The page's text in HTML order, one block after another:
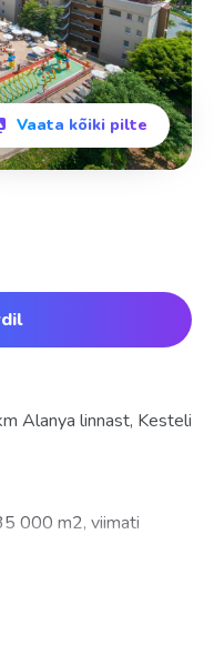
Vaata kõiki pilte
Аlanya linnast, Kesteli
000 m2, viimati